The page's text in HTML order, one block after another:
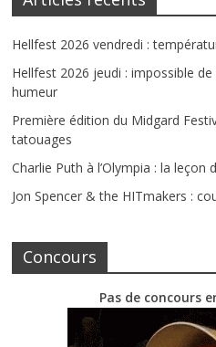
Hellfest 2026 vendredi :
Hellfest 2026 jeudi : impossible
humeur
Première édition du Midgard
tatouages
Charlie Puth à l’Olympia : la
Jon Spencer & the HITmakers :
Concours
Pas de concours